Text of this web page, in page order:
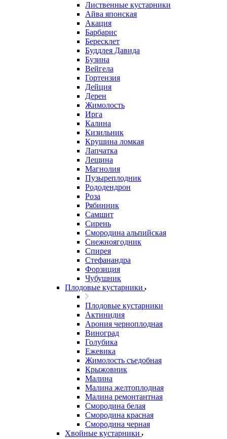
Лиственные кустарники
Айва японская
Акация
Барбарис
Бересклет
Буддлея Давида
Бузина
Вейгела
Гортензия
Дейция
Дерен
Жимолость
Ирга
Калина
Кизильник
Крушина ломкая
Лапчатка
Лещина
Магнолия
Пузыреплодник
Рододендрон
Роза
Рябинник
Самшит
Сирень
Смородина альпийская
Снежноягодник
Спирея
Стефанандра
Форзиция
Чубушник
Плодовые кустарники
Плодовые кустарники
Актинидия
Арония черноплодная
Виноград
Голубика
Ежевика
Жимолость съедобная
Крыжовник
Малина
Малина желтоплодная
Малина ремонтантная
Смородина белая
Смородина красная
Смородина черная
Хвойные кустарники